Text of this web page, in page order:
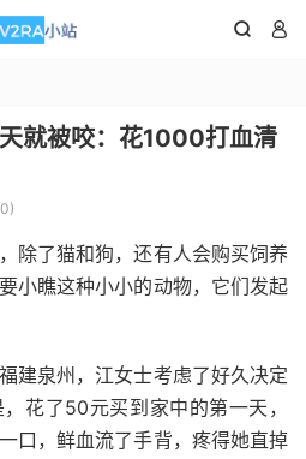
 
就被咬：花1000打血清
除了猫和狗，还有人会购买饲养
小瞧这种小小的动物，它们发起
建泉州，江女士考虑了好久决定
花了50元买到家中的第一天，
口，鲜血流了手背，疼得她直掉